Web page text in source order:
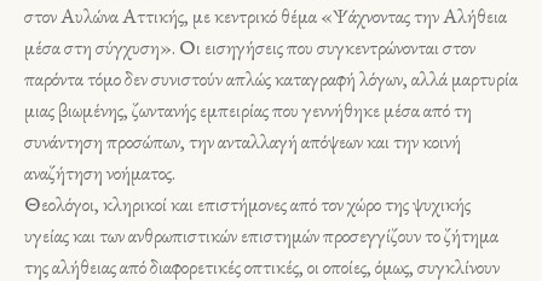
στον Αυλώνα Αττικής, με κεντρικό θέμα «Ψάχνοντας την Αλήθεια
μέσα στη σύγχυση». Οι εισηγήσεις που συγκεντρώνονται στον
παρόντα τόμο δεν συνιστούν απλώς καταγραφή λόγων, αλλά μαρτυρία
μιας βιωμένης, ζωντανής εμπειρίας που γεννήθηκε μέσα από τη
συνάντηση προσώπων, την ανταλλαγή απόψεων και την κοινή
αναζήτηση νοήματος.
Θεολόγοι, κληρικοί και επιστήμονες από τον χώρο της ψυχικής
υγείας και των αν­θρω­πιστικών επιστημών προσεγγίζουν το ζήτημα
της αλήθειας από διαφορετικές οπτικές, οι οποίες, όμως, συ­γκλίνουν